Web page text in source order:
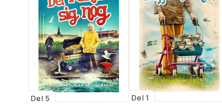
Del 5 Del 1